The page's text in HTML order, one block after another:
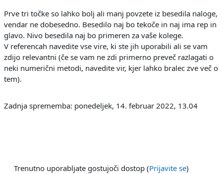
Prve tri točke so lahko bolj ali manj povzete iz besedila naloge,
vendar ne dobesedno. Besedilo naj bo tekoče in naj ima rep in
glavo. Nivo besedila naj bo primeren za vaše kolege.
V referencah navedite vse vire, ki ste jih uporabili ali se vam
zdijo relevantni (če se vam ne zdi primerno preveč razlagati o
neki numerični metodi, navedite vir, kjer lahko bralec zve več o
tem).
Zadnja sprememba: ponedeljek, 14. februar 2022, 13.04
Trenutno uporabljate gostujoči dostop (Prijavite se)